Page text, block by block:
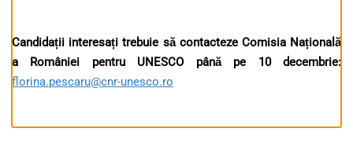
Candidații interesați trebuie să contacteze Comisia Națională
a României pentru UNESCO până pe 10 decembrie:
florina.pescaru@cnr-unesco.ro